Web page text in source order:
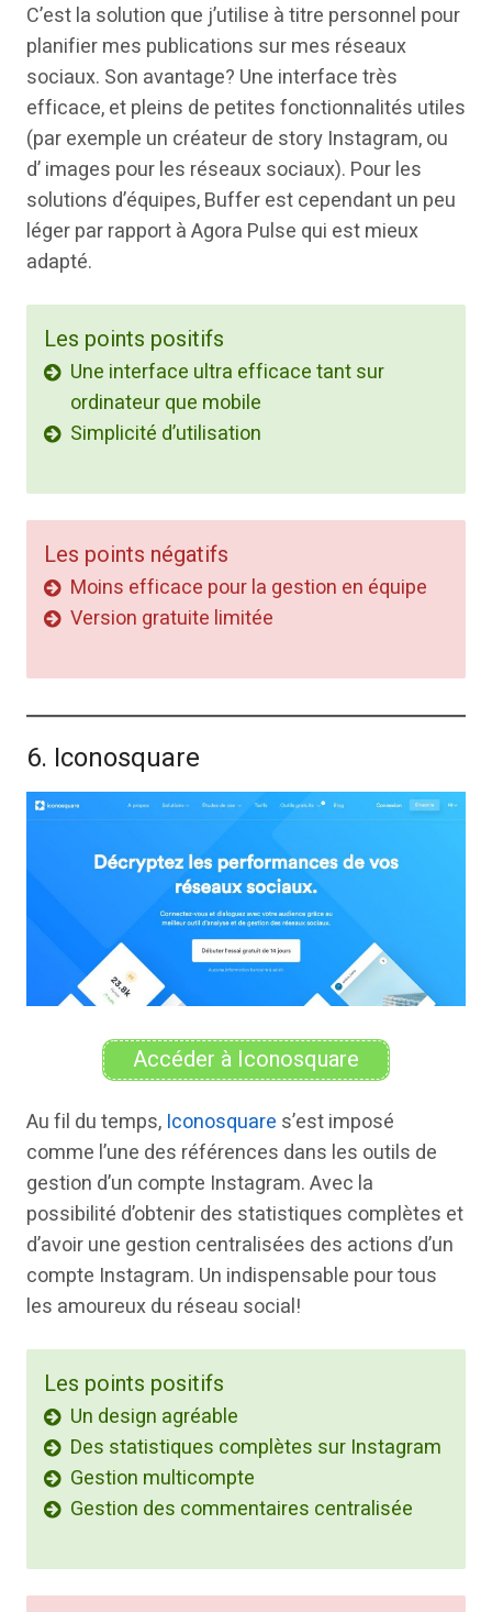
C’est la solution que j’utilise à titre personnel pour
planifier mes publications sur mes réseaux
sociaux. Son avantage? Une interface très
efficace, et pleins de petites fonctionnalités utiles
(par exemple un créateur de story Instagram, ou
d’ images pour les réseaux sociaux). Pour les
solutions d’équipes, Buffer est cependant un peu
léger par rapport à Agora Pulse qui est mieux
adapté.
Les points positifs
Une interface ultra efficace tant sur
ordinateur que mobile
Simplicité d’utilisation
Les points négatifs
Moins efficace pour la gestion en équipe
Version gratuite limitée
6. Iconosquare
Accéder à Iconosquare
Au fil du temps, Iconosquare s’est imposé
comme l’une des références dans les outils de
gestion d’un compte Instagram. Avec la
possibilité d’obtenir des statistiques complètes et
d’avoir une gestion centralisées des actions d’un
compte Instagram. Un indispensable pour tous
les amoureux du réseau social!
Les points positifs
Un design agréable
Des statistiques complètes sur Instagram
Gestion multicompte
Gestion des commentaires centralisée